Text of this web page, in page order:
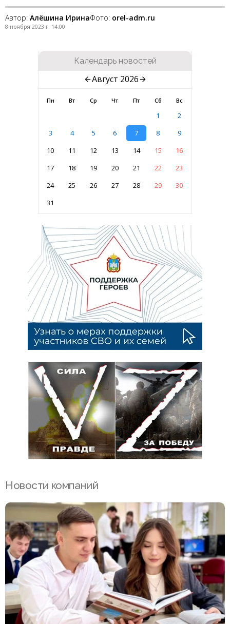
Автор: Алёшина ИринаФото: orel-adm.ru
8 ноября 2023 г. 14:00
Календарь новостей
Август 2026
Пн Вт Ср Чт Пт Сб Вс
1
2
3
4 5 6 7 8
9
10
11 12 13 14 15
16
17
18 19 20 21 22
23
24
25 26 27 28 29
30
31
Новости компаний